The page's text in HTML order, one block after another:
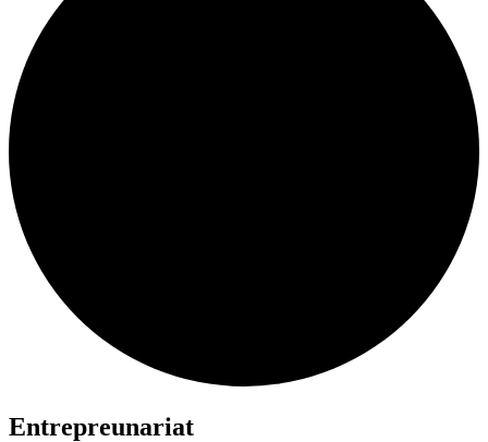
Entrepreunariat